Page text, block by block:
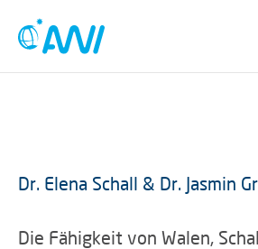
Dr. Elena Schall & Dr. Jasmin
Die Fähigkeit von Walen,